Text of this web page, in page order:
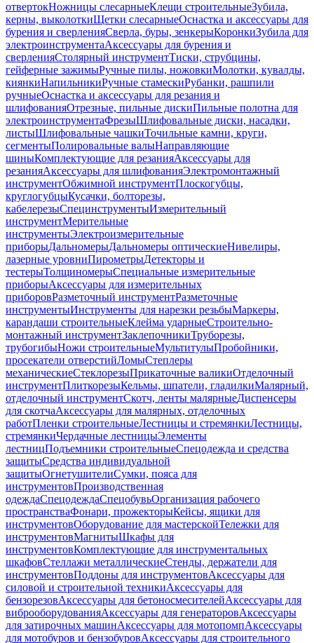
отвертокНожницы слесарныеКлещи строительныеЗубила,
керны, выколоткиЩетки слесарныеОснастка и аксессуары для
бурения и сверленияСверла, буры, зенкерыКоронкиЗубила для
электроинструментаАксессуары для бурения и
сверленияСтолярный инструментТиски, струбцины,
гейферные зажимыРучные пилы, ножовкиМолотки, кувалды,
киянкиНапильникиРучные стамескиРубанки, рашпили
ручныеОснастка и аксессуары для резания и
шлифованияОтрезные, пильные дискиПильные полотна для
электроинструментаФрезыШлифовальные диски, насадки,
листыШлифовальные чашкиТочильные камни, круги,
сегментыПолировальные валыНаправляющие
шиныКомплектующие для резанияАксессуары для
резанияАксессуары для шлифованияЭлектромонтажный
инструментОбжимной инструментПлоскогубцы,
круглогубцыКусачки, болторезы,
кабелерезыСпецинструментыИзмерительный
инструментМерительные
инструментыЭлектроизмерительные
приборыДальномерыДальномеры оптическиеНивелиры,
лазерные уровниПирометрыДетекторы и
тестерыТолщиномерыСпециальные измерительные
приборыАксессуары для измерительных
приборовРазметочный инструментРазметочные
инструментыИнструменты для нарезки резьбыМаркеры,
карандаши строительныеКлейма ударныеСтроительно-
монтажный инструментЗаклепочникиТруборезы,
трубогибыНожи строительныеМультитулыПробойники,
просекатели отверстийЛомыСтеплеры
механическиеСтеклорезыПрикаточные валикиОтделочный
инструментПлиткорезыКельмы, шпатели, гладилкиМалярный,
отделочный инструментСкотч, ленты малярныеДиспенсеры
для скотчаАксессуары для малярных, отделочных
работПленки строительныеЛестницы и стремянкиЛестницы,
стремянкиЧердачные лестницыЭлементы
лестницПодъемники строительныеСпецодежда и средства
защитыСредства индивидуальной
защитыОгнетушителиСумки, пояса для
инструментовПроизводственная
одеждаСпецодеждаСпецобувьОрганизация рабочего
пространстваФонари, прожекторыКейсы, ящики для
инструментовОборудование для мастерскойТележки для
инструментовМагнитыШкафы для
инструментовКомплектующие для инструментальных
шкафовСтеллажи металлическиеСтенды, держатели для
инструментовПоддоны для инструментовАксессуары для
силовой и строительной техникиАксессуары для
бензорезовАксессуары для бетоносмесителейАксессуары для
виброоборудованияАксессуары для генераторовАксессуары
для затирочных машинАксессуары для мотопомпАксессуары
для мотобуров и бензобуровАксессуары для строительного